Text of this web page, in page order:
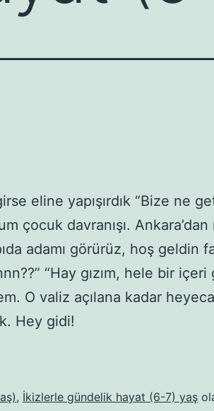
eline yapışırdık “Bize ne
çocuk davranışı.
adamı görürüz, hoş geldin
“Hay gızım, hele bir
O valiz açılana kadar
Hey gidi!
, İkizlerle gündelik hayat (6-7) yaş